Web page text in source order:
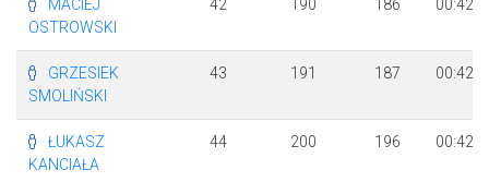
MACIEJ
OSTROWSKI
42 190 186
GRZESIEK
SMOLIŃSKI
43 191 187
ŁUKASZ
KANCIAŁA
44 200 196